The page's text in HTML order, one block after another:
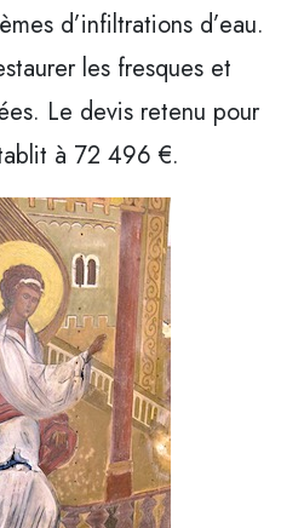
d’infiltrations d’eau.
les fresques et
Le devis retenu pour
à 72 496 €.